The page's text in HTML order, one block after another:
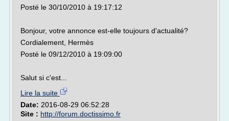
Posté le 30/10/2010 à 19:17:12
Bonjour, votre annonce est-elle toujours d'actualité?
Cordialement, Hermès
Posté le 09/12/2010 à 19:09:00
Salut si c'est...
Lire la suite
Date: 2016-08-29 06:52:28
Site : http://forum.doctissimo.fr